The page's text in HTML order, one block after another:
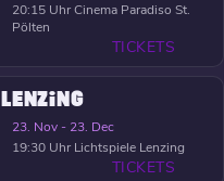
20:15 UhrCinema Paradiso St.
Pölten
TICKETS
LENZING
23. Nov - 23. Dec
19:30 Uhr Lichtspiele Lenzing
TICKETS